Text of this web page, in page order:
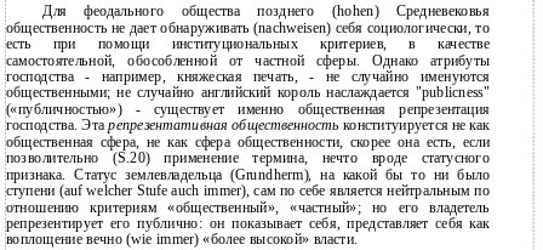
Для феодального общества позднего (hohen) Средневековья
общественность не дает обнаруживать (nachweisen) себя социологически, то
есть при помощи институциональных критериев, в качестве
самостоятельной, обособленной от частной сферы. Однако атрибуты
господства - например, княжеская печать, - не случайно именуются
общественными; не случайно английский король наслаждается "publicness"
(«публичностью») - существует именно общественная репрезентация
господства. Этарепрезентативная общественностьконституируется не как
общественная сфера, не как сфера общественности, скорее она есть, если
позволительно (S.20) применение термина, нечто вроде статусного
признака. Статус землевладельца (Grundherm), на какой бы то ни было
ступени (auf welcher Stufe auch immer), сам по себе является нейтральным по
отношению критериям «общественный», «частный»; но его владетель
репрезентирует его публично: он показывает себя, представляет себя как
воплощение вечно (wie immer) «более высокой» власти.